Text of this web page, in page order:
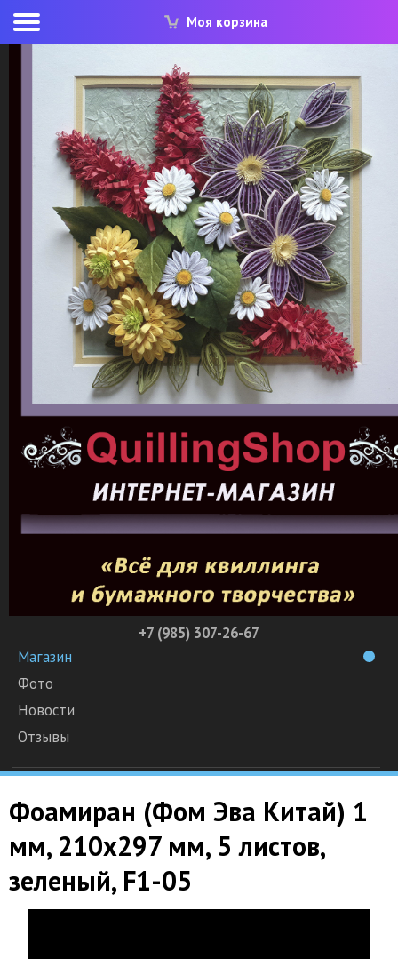
Моя корзина
+7 (985) 307-26-67
Магазин
Фото
Новости
Отзывы
Фоамиран (Фом Эва Китай) 1
мм, 210х297 мм, 5 листов,
зеленый, F1-05